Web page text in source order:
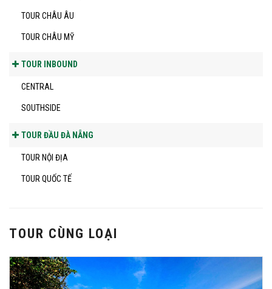
TOUR CHÂU ÂU
TOUR CHÂU MỸ
TOUR INBOUND
CENTRAL
SOUTHSIDE
TOUR ĐẦU ĐÀ NẴNG
TOUR NỘI ĐỊA
TOUR QUỐC TẾ
TOUR CÙNG LOẠI